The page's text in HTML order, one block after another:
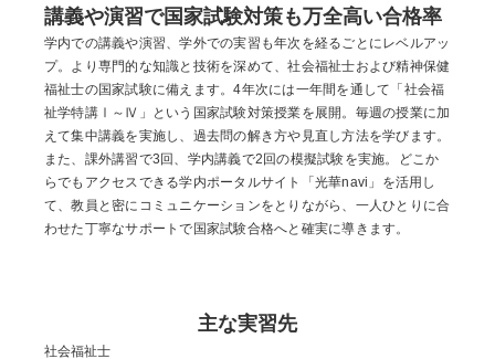
講義や演習で国家試験対策も万全高い合格率
学内での講義や演習、学外での実習も年次を経るごとにレベルアッ
プ。より専門的な知識と技術を深めて、社会福祉士および精神保健
福祉士の国家試験に備えます。4年次には一年間を通して「社会福
祉学特講Ⅰ～Ⅳ」という国家試験対策授業を展開。毎週の授業に加
えて集中講義を実施し、過去問の解き方や見直し方法を学びます。
また、課外講習で3回、学内講義で2回の模擬試験を実施。どこか
らでもアクセスできる学内ポータルサイト「光華navi」を活用し
て、教員と密にコミュニケーションをとりながら、一人ひとりに合
わせた丁寧なサポートで国家試験合格へと確実に導きます。
主な実習先
社会福祉士